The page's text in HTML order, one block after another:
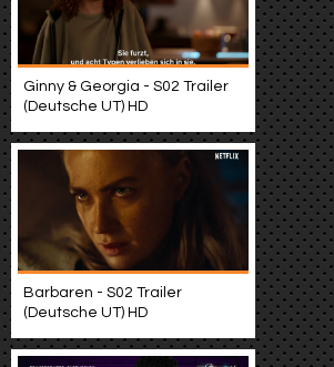
Ginny & Georgia - S02 Trailer
(Deutsche UT) HD
Barbaren - S02 Trailer
(Deutsche UT) HD